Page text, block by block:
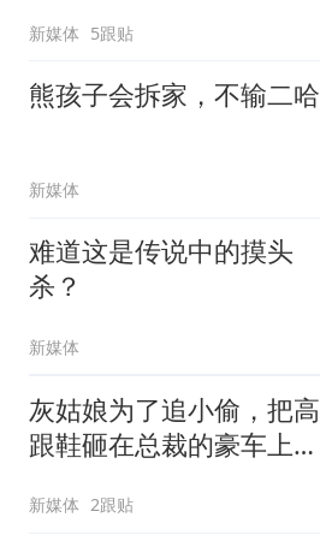
新媒体 5跟贴
熊孩子会拆家，不输二哈
新媒体
难道这是传说中的摸头
杀？
新媒体
灰姑娘为了追小偷，把高
跟鞋砸在总裁的豪车上，
新媒体 2跟贴